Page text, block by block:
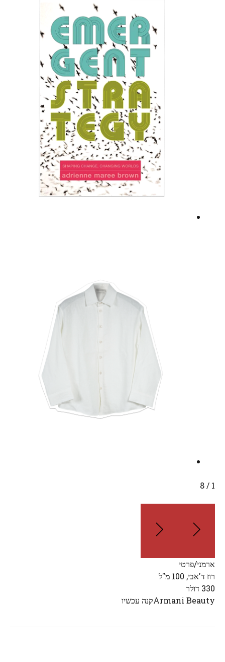
1
/ 8
ארמני/פרטי
רוז ד'אבי, 100 מ"ל
330 דולר
Armani Beautyקנה עכשיו